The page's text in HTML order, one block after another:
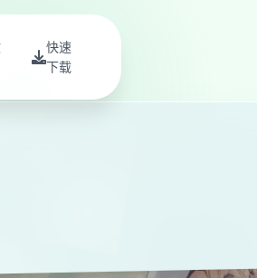
快速
下载